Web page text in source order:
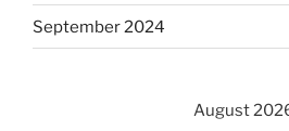
September 2024
August